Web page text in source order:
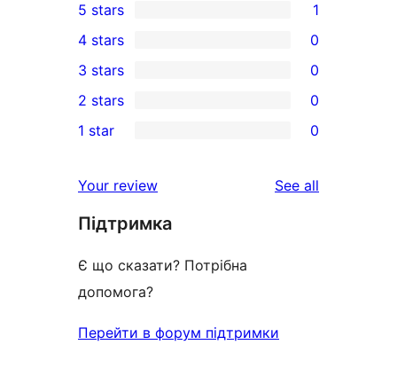
1
5-
star
review
5 stars 1
4-
star
reviews
4 stars 0
0
3-
star
3 stars 0
2-
reviews
2 stars 0
star
reviews
1 star 0
Your review See all
Підтримка
Є що сказати? Потрібна
допомога?
Перейти в форум підтримки